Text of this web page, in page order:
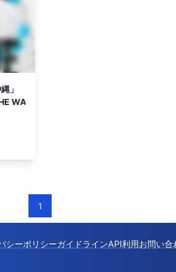
」
WA
1
シーポリシーガイドラインAPI利用お問い合